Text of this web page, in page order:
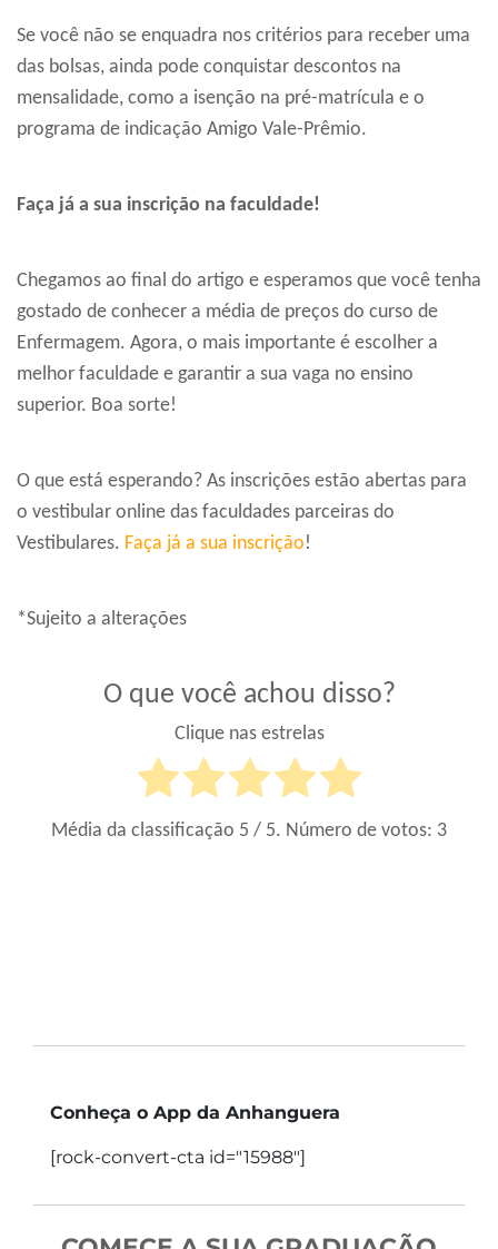
Se você não se enquadra nos critérios para receber uma
das bolsas, ainda pode conquistar descontos na
mensalidade, como a isenção na pré-matrícula e o
programa de indicação Amigo Vale-Prêmio.
Faça já a sua inscrição na faculdade!
Chegamos ao final do artigo e esperamos que você tenha
gostado de conhecer a média de preços do curso de
Enfermagem. Agora, o mais importante é escolher a
melhor faculdade e garantir a sua vaga no ensino
superior. Boa sorte!
O que está esperando? As inscrições estão abertas para
o vestibular online das faculdades parceiras do
Vestibulares. Faça já a sua inscrição!
*Sujeito a alterações
O que você achou disso?
Clique nas estrelas
Média da classificação 5 / 5. Número de votos: 3
Conheça o App da Anhanguera
[rock-convert-cta id="15988"]